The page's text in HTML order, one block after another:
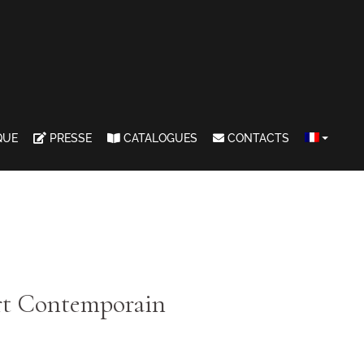
PRESSE CATALOGUES CONTACTS
Contemporain